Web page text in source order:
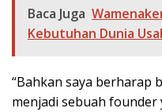
Baca Juga
Kebutuhan Dunia
“Bahkan saya berharap
menjadi sebuah founder